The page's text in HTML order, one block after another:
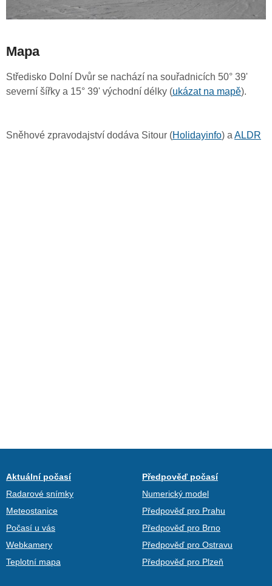
Mapa
Středisko Dolní Dvůr se nachází na souřadnicích 50° 39'
severní šířky a 15° 39' východní délky (ukázat na mapě).
Sněhové zpravodajství dodáva Sitour (Holidayinfo) a ALDR
Aktuální počasí
Radarové snímky
Meteostanice
Počasí u vás
Webkamery
Teplotní mapa
Předpověď počasí
Numerický model
Předpověď pro Prahu
Předpověď pro Brno
Předpověď pro Ostravu
Předpověď pro Plzeň